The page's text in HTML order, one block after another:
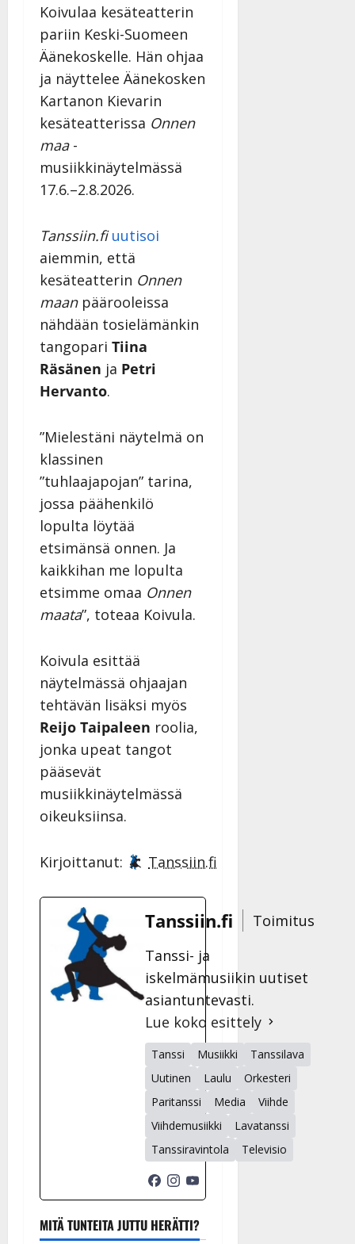
Koivulaa kesäteatterin
pariin Keski-Suomeen
Äänekoskelle. Hän ohjaa
ja näyttelee Äänekosken
Kartanon Kievarin
kesäteatterissa Onnen
maa-
musiikkinäytelmässä
17.6.–2.8.2026.
Tanssiin.fi uutisoi
aiemmin, että
kesäteatterin Onnen
maanpäärooleissa
nähdään tosielämänkin
tangopari Tiina
Räsänen ja Petri
Hervanto.
”Mielestäni näytelmä on
klassinen
”tuhlaajapojan” tarina,
jossa päähenkilö
lopulta löytää
etsimänsä onnen. Ja
kaikkihan me lopulta
etsimme omaa Onnen
maata”, toteaa Koivula.
Koivula esittää
näytelmässä ohjaajan
tehtävän lisäksi myös
Reijo Taipaleen roolia,
jonka upeat tangot
pääsevät
musiikkinäytelmässä
oikeuksiinsa.
Kirjoittanut: Tanssiin.fi
Tanssiin.fi
Toimitus
Tanssi- ja
iskelmämusiikin uutiset
asiantuntevasti.
Lue koko esittely
Tanssi Musiikki
Tanssilava
Uutinen
Laulu
Orkesteri
Paritanssi
Media
Viihde
Viihdemusiikki
Lavatanssi
Tanssiravintola
Televisio
MITÄ TUNTEITA JUTTU HERÄTTI?